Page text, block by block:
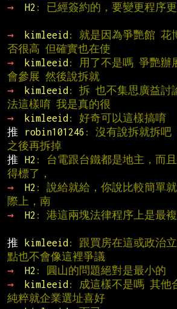
→
H2 : 已經簽約的，要變更程序
→
kimleeid : 就是因為爭艷館 花
否很高 但確實也在使
→
kimleeid : 用了不是嗎 爭艷辦
會參展 然後說拆就
→
kimleeid : 拆 也不集思廣益討
法這樣唷 我是真的很
→
kimleeid : 好奇可以這樣搞唷
推
robin101246 : 沒有說拆就拆吧
之後再拆掉
推
H2 : 台電跟台鐵都是地主，而
得標了，
→
H2 : 說給就給，你說比較簡單
際上，南
→
H2 : 港這兩塊法律程序上是最
推
kimleeid : 跟買房在這或政治
點也不會像這裡爭議
→
H2 : 圓山的問題絕對是最小的
→
kimleeid : 成這樣不是嗎 其他
純粹就企業選址喜好